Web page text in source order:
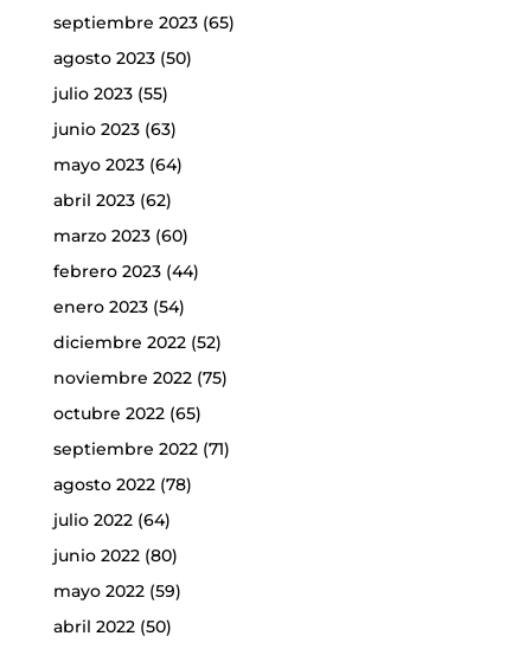
septiembre 2023(65)
agosto 2023(50)
julio 2023(55)
junio 2023(63)
mayo 2023(64)
abril 2023(62)
marzo 2023(60)
febrero 2023(44)
enero 2023(54)
diciembre 2022(52)
noviembre 2022(75)
octubre 2022(65)
septiembre 2022(71)
agosto 2022(78)
julio 2022(64)
junio 2022(80)
mayo 2022(59)
abril 2022(50)